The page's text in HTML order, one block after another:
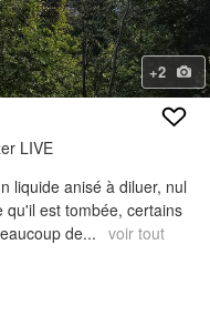
+2
LIVE
liquide anisé à diluer, nul
qu'il est tombée, certains
de... voir tout